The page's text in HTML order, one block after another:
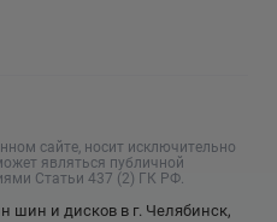
сайте, носит исключительно
являться публичной
Статьи 437 (2) ГК РФ.
шин и дисков в г. Челябинск,